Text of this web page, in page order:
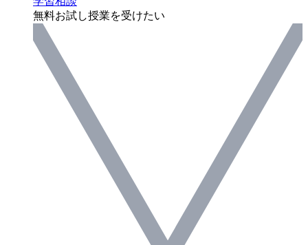
無料お試し授業を受けたい